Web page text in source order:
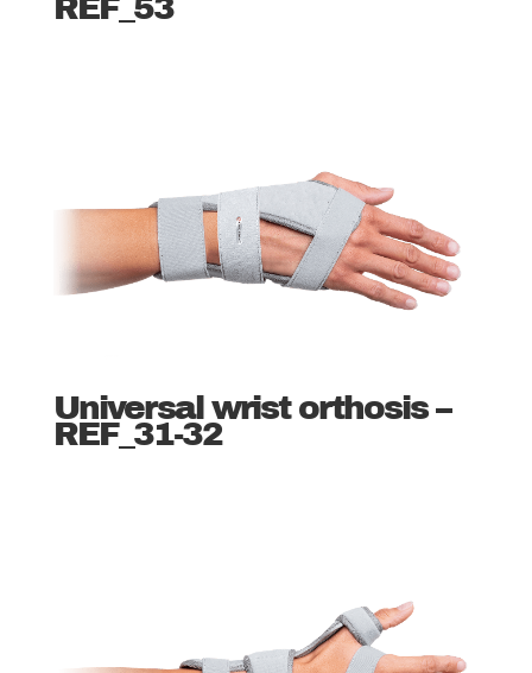
REF_53
Universal wrist orthosis –
REF_31-32